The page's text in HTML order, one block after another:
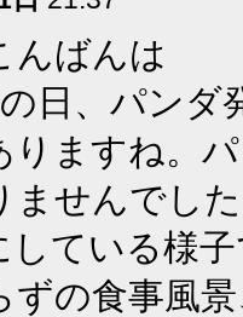
んばんは
日、パンダ
りますね。
ませんでし
している様
ずの食事風